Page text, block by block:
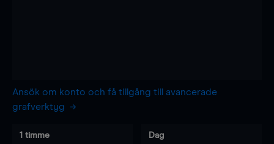
Ansök om konto och få tillgång till avancerade
grafverktyg
1 timme Dag